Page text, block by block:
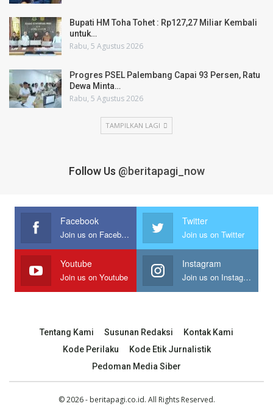
Bupati HM Toha Tohet : Rp127,27 Miliar Kembali
untuk…
Rabu, 5 Agustus 2026
Progres PSEL Palembang Capai 93 Persen, Ratu
Dewa Minta…
Rabu, 5 Agustus 2026
TAMPILKAN LAGI
Follow Us @beritapagi_now
Facebook
Join us on Facebook
Twitter
Join us on Twitter
Youtube
Join us on Youtube
Instagram
Join us on Instagram
Tentang Kami Susunan Redaksi
Kontak Kami
Kode Perilaku
Kode Etik Jurnalistik
Pedoman Media Siber
© 2026 - beritapagi.co.id. All Rights Reserved.